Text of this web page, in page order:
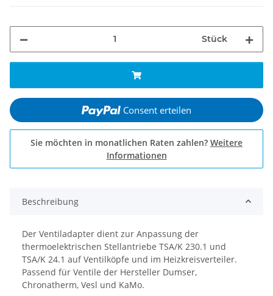
Stück
Consent erteilen
Sie möchten in monatlichen Raten zahlen? Weitere
Informationen
Beschreibung
Der Ventiladapter dient zur Anpassung der
thermoelektrischen Stellantriebe TSA/K 230.1 und
TSA/K 24.1 auf Ventilköpfe und im Heizkreisverteiler.
Passend für Ventile der Hersteller Dumser,
Chronatherm, Vesl und KaMo.